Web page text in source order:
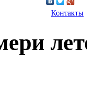
Контакты